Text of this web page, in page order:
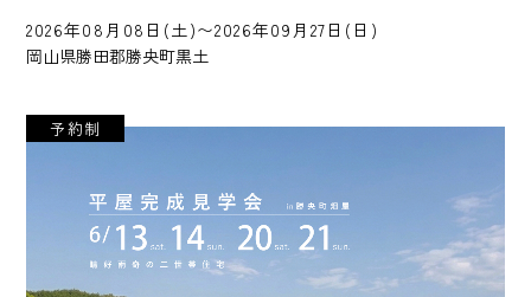
2026年08月08日(土)〜2026年09月27日(日)
岡山県勝田郡勝央町黒土
予約制